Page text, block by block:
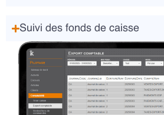
Suivi des fonds de caisse